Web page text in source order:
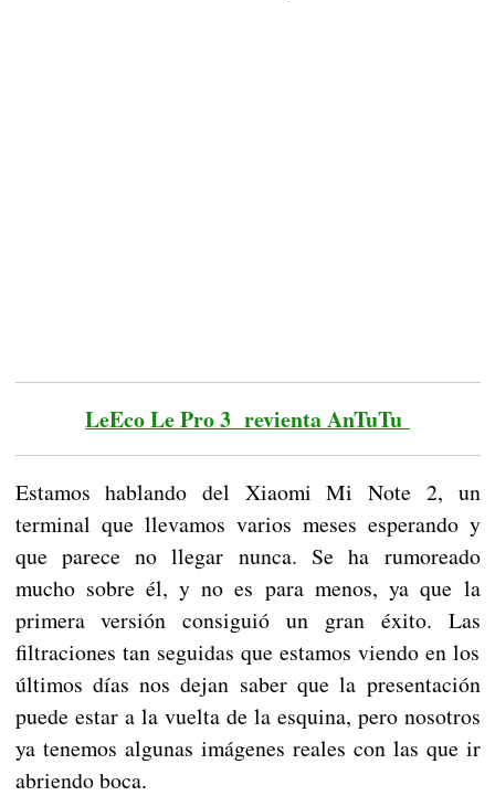
LeEco Le Pro 3 revienta AnTuTu
Estamos hablando del Xiaomi Mi Note 2, un
terminal que llevamos varios meses esperando y
que parece no llegar nunca. Se ha rumoreado
mucho sobre él, y no es para menos, ya que la
primera versión consiguió un gran éxito. Las
filtraciones tan seguidas que estamos viendo en los
últimos días nos dejan saber que la presentación
puede estar a la vuelta de la esquina, pero nosotros
ya tenemos algunas imágenes reales con las que ir
abriendo boca.